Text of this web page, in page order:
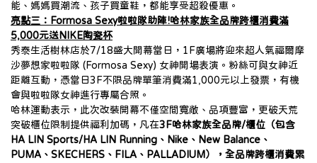
能、媽媽買潮流、孩子買童鞋，都能享受超殺優惠。
亮點三：Formosa Sexy啦啦隊助陣!哈林家族全品牌跨櫃消費滿
5,000元送NIKE陶瓷杯
秀泰生活樹林店於7/18盛大開幕當日，1F廣場將迎來超人氣福爾摩
沙夢想家啦啦隊 (Formosa Sexy) 女神開場表演。粉絲可與女神近
距離互動，憑當日3F不限品牌單筆消費滿1,000元以上發票，有機
會與啦啦隊女神進行專屬合照。
哈林運動表示，此次改裝開幕不僅空間寬敞、品項豐富，更破天荒
突破櫃位限制提供福利加碼，凡在3F哈林家族全品牌/櫃位（包含
HA LIN Sports/HA LIN Running、Nike、New Balance、
PUMA、SKECHERS、FILA、PALLADIUM），全品牌跨櫃消費累